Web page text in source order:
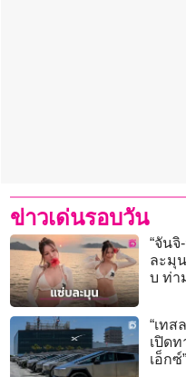
ข่าวเด่นรอบวัน
“จันจิ
ละมุ
บ ท่า
“เทส
เปิด
เอ็กซ์”